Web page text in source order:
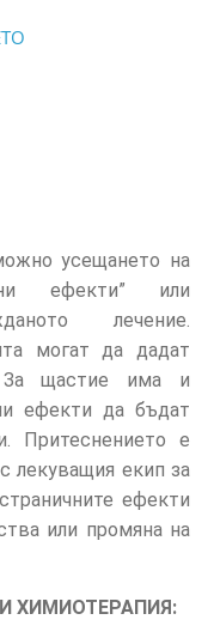
усещането на
ефекти” или
лечение.
могат да дадат
За щастие има и
ефекти да бъдат
Притеснението е
лекуващия екип за
ефекти
или промяна на
ХИМИОТЕРАПИЯ: